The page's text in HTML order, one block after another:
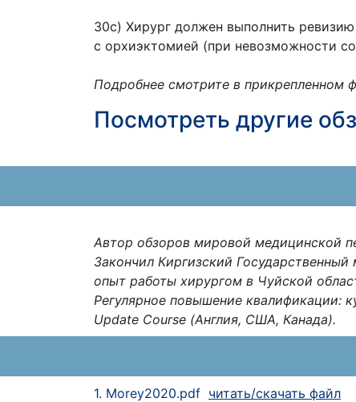
30c) Хирург должен выполнить
с орхиэктомией (при невозможности
Подробнее смотрите в прикрепленном
Посмотреть другие
Автор обзоров мировой медицинской
Закончил Киргизский
опыт работы хирургом в Чуйской
Регулярное повышение квалификации:
Update Course (Англия, США, Канада).
1. Morey2020.pdf читать/скачать файл